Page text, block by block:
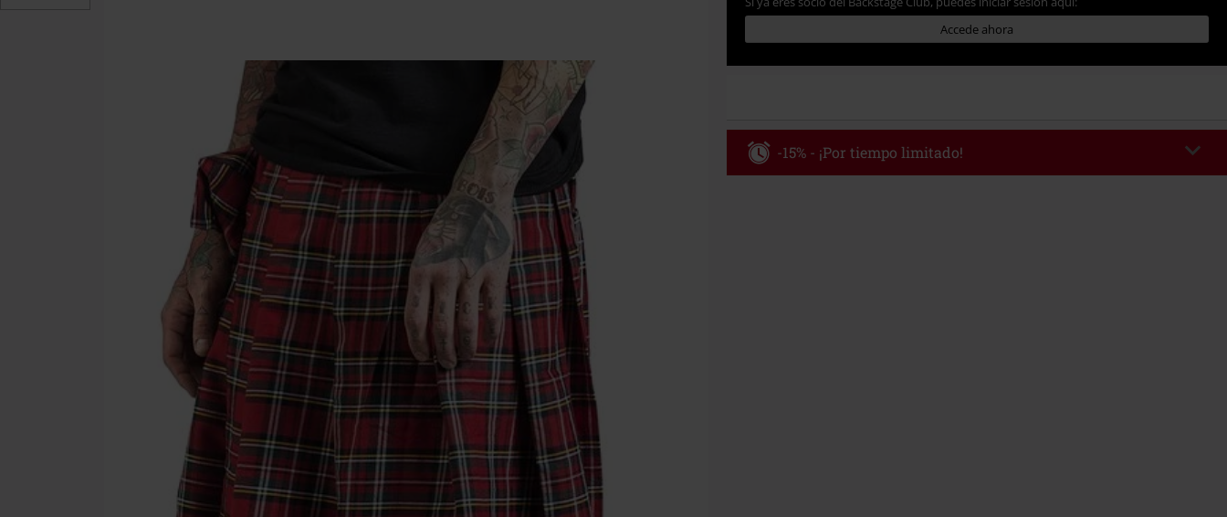
Accede ahora
-15% - ¡Por tiempo limitado!